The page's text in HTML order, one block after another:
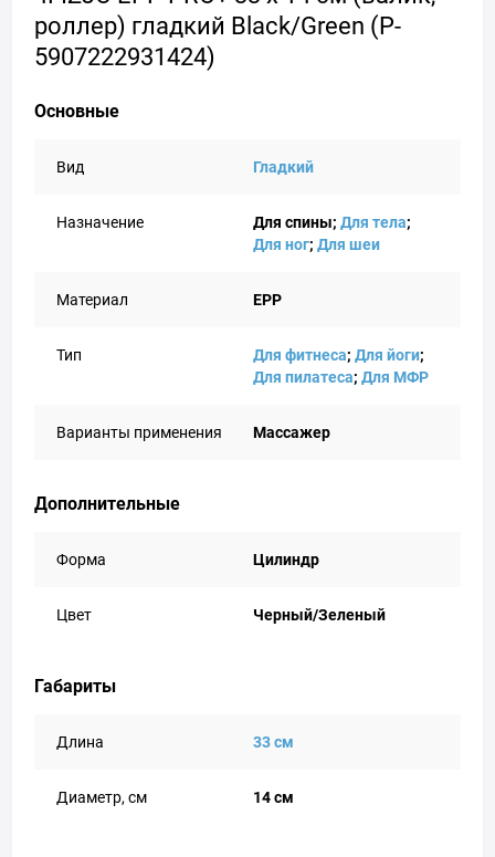
роллер) гладкий Black/Green (P-
5907222931424)
Основные
Вид Гладкий
Назначение Для спины; Для тела;
Для ног; Для шеи
Материал EPP
Тип Для фитнеса; Для йоги;
Для пилатеса; Для МФР
Варианты применения Массажер
Дополнительные
Форма Цилиндр
Цвет Черный/Зеленый
Габариты
Длина 33 см
Диаметр, см 14 см